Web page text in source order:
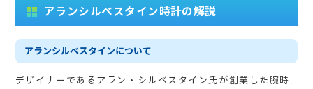
アランシルベスタイン時計の解説
アランシルベスタインについて
デザイナーであるアラン・シルベスタイン氏が創業した腕時